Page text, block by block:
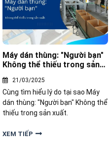
Máy dán thùng: "Người bạn"
Không thể thiếu trong sản
21/03/2025
Cùng tìm hiểu lý do tại sao Máy
dán thùng: "Người bạn" Không thể
thiếu trong sản xuất.
XEM TIẾP